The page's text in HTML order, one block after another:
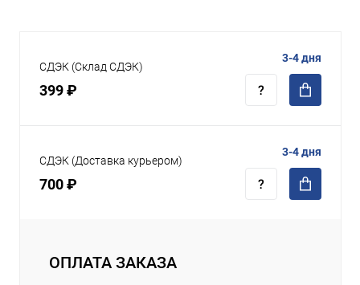
СДЭК (Склад СДЭК)
399 ₽
3-4 дня
СДЭК (Доставка курьером)
700 ₽
3-4 дня
ОПЛАТА ЗАКАЗА